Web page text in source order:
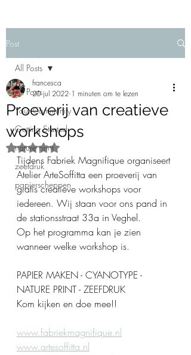
Post
All Posts
Your Community
Getting Started
nature print
zeefdruk
papierscheppen
All Posts
Proeverij van creatieve
workshops
francesca
20 jul 2022 1 minuten om te lezen
Beoordeeld met NaN uit 5 sterren.
Tijdens Fabriek Magnifique organiseert
Atelier ArteSoffitta een proeverij van
gratis creatieve workshops voor
iedereen. Wij staan voor ons pand in
de stationsstraat 33a in Veghel.
Op het programma kan je zien
wanneer welke workshop is.
PAPIER MAKEN - CYANOTYPE -
NATURE PRINT - ZEEFDRUK
Kom kijken en doe mee!!
www.fabriekmagnifique.nl
www.artesoffitta.nl